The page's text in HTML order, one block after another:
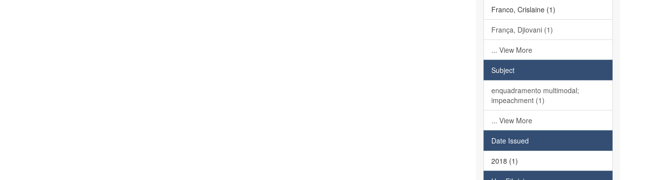
Franco, Crislaine (1)
França, Djiovani (1)
... View More
Subject
enquadramento multimodal;
impeachment (1)
... View More
Date Issued
2018 (1)